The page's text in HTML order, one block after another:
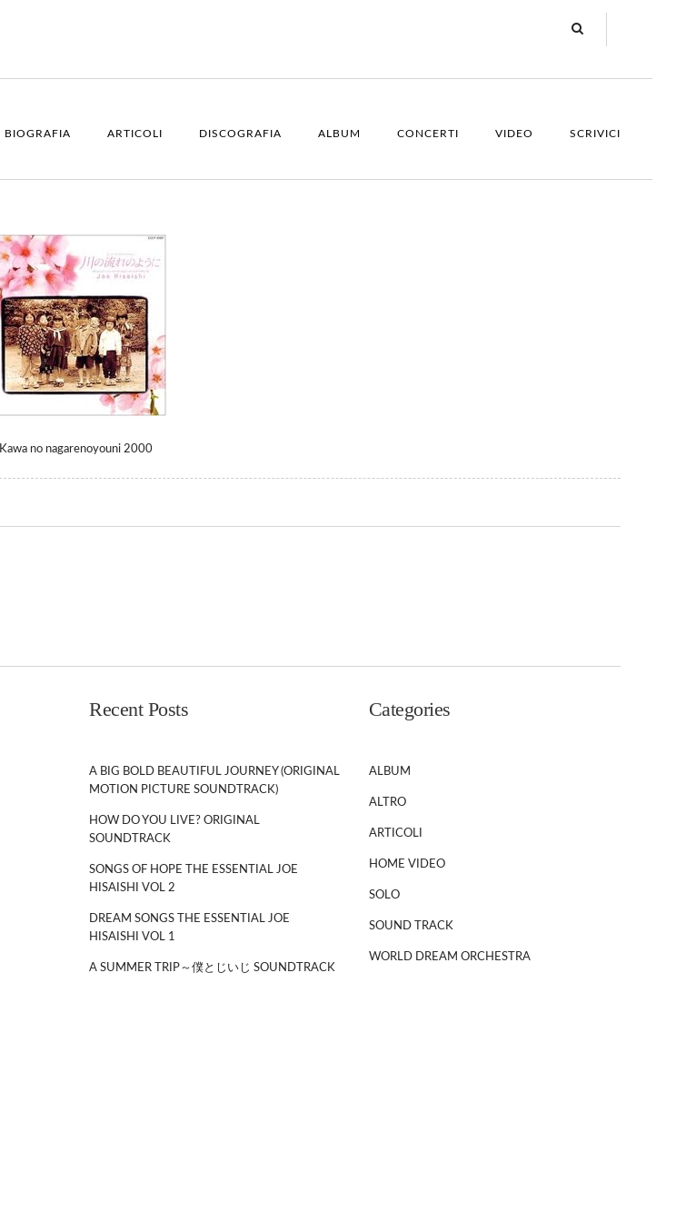
BIOGRAFIA ARTICOLI DISCOGRAFIA ALBUM CONCERTI VIDEO SCRIVICI
Kawa no nagarenoyouni 2000
Recent Posts
A BIG BOLD BEAUTIFUL JOURNEY (ORIGINAL
MOTION PICTURE SOUNDTRACK)
HOW DO YOU LIVE? ORIGINAL
SOUNDTRACK
SONGS OF HOPE THE ESSENTIAL JOE
HISAISHI VOL 2
DREAM SONGS THE ESSENTIAL JOE
HISAISHI VOL 1
A SUMMER TRIP～僕とじいじ SOUNDTRACK
Categories
ALBUM
ALTRO
ARTICOLI
HOME VIDEO
SOLO
SOUND TRACK
WORLD DREAM ORCHESTRA